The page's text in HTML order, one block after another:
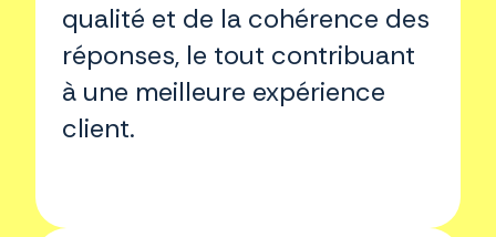
qualité et de la cohérence des
réponses, le tout contribuant
à une meilleure expérience
client.